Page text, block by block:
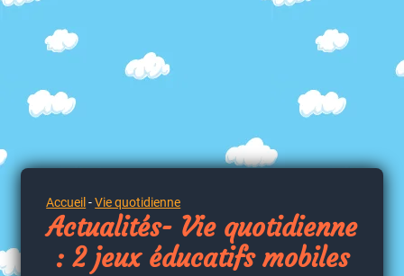
Accueil -Vie quotidienne
Actualités- Vie quotidienne
: 2 jeux éducatifs mobiles